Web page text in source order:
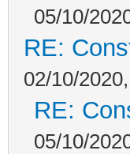
05/10/
RE:
02/10/
RE:
05/10/